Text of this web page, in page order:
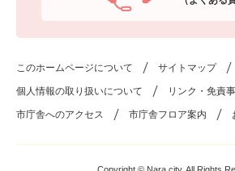
このホームページについて サイトマップ
個人情報の取り扱いについて リンク・免責
市庁舎へのアクセス 市庁舎フロア案内